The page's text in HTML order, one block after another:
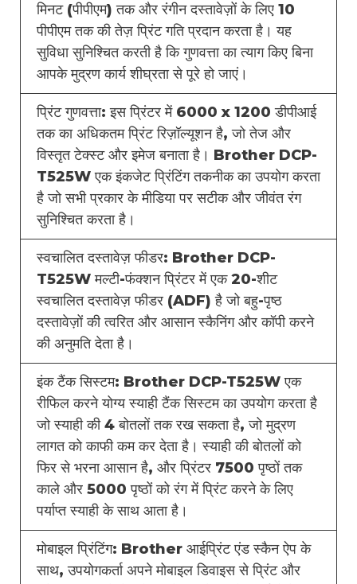
मिनट (पीपीएम) तक और रंगीन दस्तावेज़ों के लिए 10
पीपीएम तक की तेज़ प्रिंट गति प्रदान करता है। यह
सुविधा सुनिश्चित करती है कि गुणवत्ता का त्याग किए बिना
आपके मुद्रण कार्य शीघ्रता से पूरे हो जाएं।
प्रिंट गुणवत्ता: इस प्रिंटर में 6000 x 1200 डीपीआई
तक का अधिकतम प्रिंट रिज़ॉल्यूशन है, जो तेज और
विस्तृत टेक्स्ट और इमेज बनाता है। Brother DCP-
T525W एक इंकजेट प्रिंटिंग तकनीक का उपयोग करता
है जो सभी प्रकार के मीडिया पर सटीक और जीवंत रंग
सुनिश्चित करता है।
स्वचालित दस्तावेज़ फीडर: Brother DCP-
T525W मल्टी-फंक्शन प्रिंटर में एक 20-शीट
स्वचालित दस्तावेज़ फीडर (ADF) है जो बहु-पृष्ठ
दस्तावेज़ों की त्वरित और आसान स्कैनिंग और कॉपी करने
की अनुमति देता है।
इंक टैंक सिस्टम: Brother DCP-T525W एक
रीफिल करने योग्य स्याही टैंक सिस्टम का उपयोग करता है
जो स्याही की 4 बोतलों तक रख सकता है, जो मुद्रण
लागत को काफी कम कर देता है। स्याही की बोतलों को
फिर से भरना आसान है, और प्रिंटर 7500 पृष्ठों तक
काले और 5000 पृष्ठों को रंग में प्रिंट करने के लिए
पर्याप्त स्याही के साथ आता है।
मोबाइल प्रिंटिंग: Brother आईप्रिंट एंड स्कैन ऐप के
साथ, उपयोगकर्ता अपने मोबाइल डिवाइस से प्रिंट और